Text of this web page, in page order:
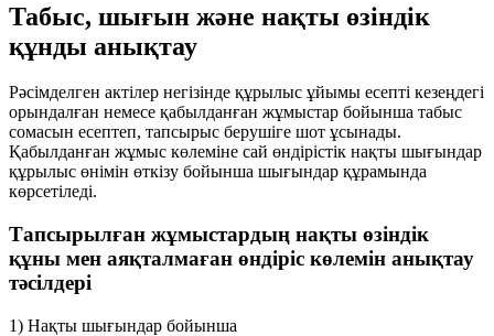
Табыс, шығын және нақты өзіндік
құнды анықтау
Рәсімделген актілер негізінде құрылыс ұйымы есепті кезеңдегі
орындалған немесе қабылданған жұмыстар бойынша табыс
сомасын есептеп, тапсырыс берушіге шот ұсынады.
Қабылданған жұмыс көлеміне сай өндірістік нақты шығындар
құрылыс өнімін өткізу бойынша шығындар құрамында
көрсетіледі.
Тапсырылған жұмыстардың нақты өзіндік
құны мен аяқталмаған өндіріс көлемін анықтау
тәсілдері
1) Нақты шығындар бойынша